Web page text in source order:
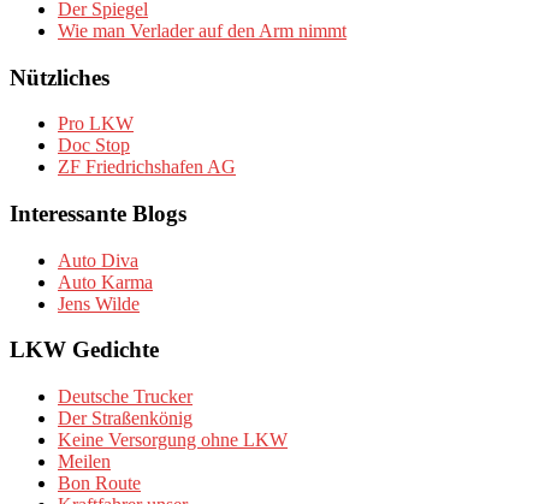
Der Spiegel
Wie man Verlader auf den Arm nimmt
Nützliches
Pro LKW
Doc Stop
ZF Friedrichshafen AG
Interessante Blogs
Auto Diva
Auto Karma
Jens Wilde
LKW Gedichte
Deutsche Trucker
Der Straßenkönig
Keine Versorgung ohne LKW
Meilen
Bon Route